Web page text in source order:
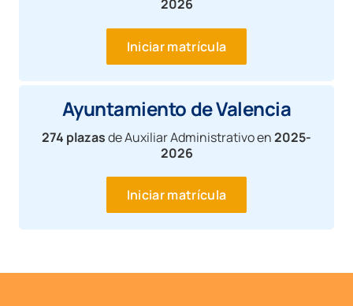
2026
Iniciar matrícula
Ayuntamiento de Valencia
274 plazasde Auxiliar Administrativo en2025-
2026
Iniciar matrícula